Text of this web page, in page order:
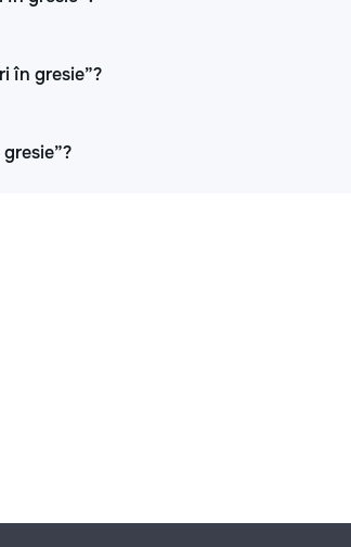
în gresie”?